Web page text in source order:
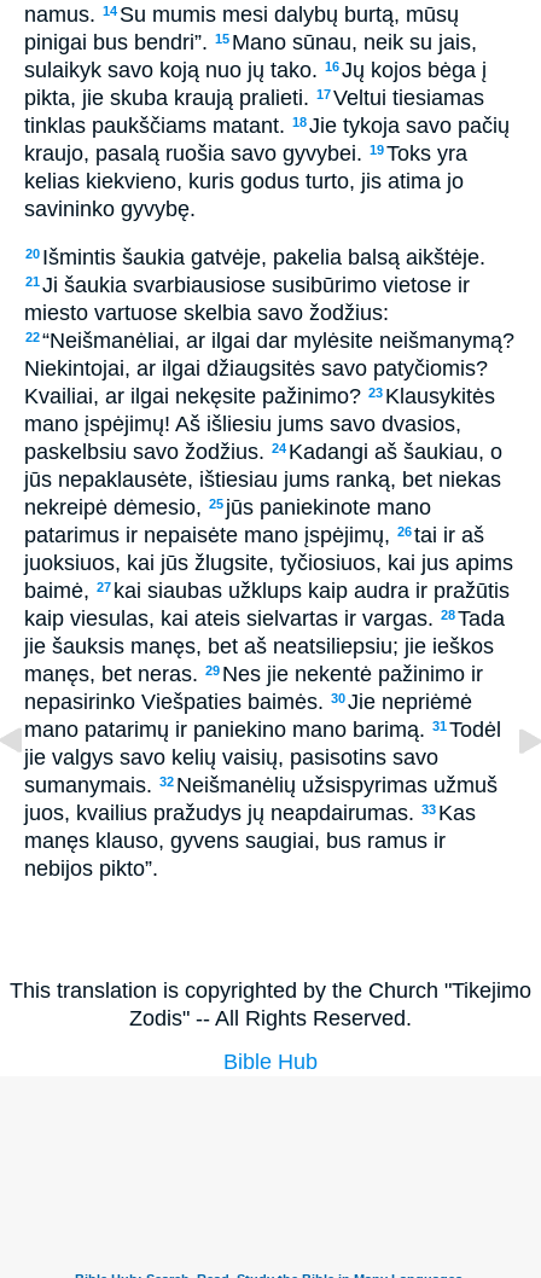
namus. 14 Su mumis mesi dalybų burtą, mūsų
pinigai bus bendri”. 15 Mano sūnau, neik su jais,
sulaikyk savo koją nuo jų tako. 16Jų kojos bėga į
pikta, jie skuba kraują pralieti. 17Veltui tiesiamas
tinklas paukščiams matant. 18Jie tykoja savo pačių
kraujo, pasalą ruošia savo gyvybei. 19Toks yra
kelias kiekvieno, kuris godus turto, jis atima jo
savininko gyvybę.
20 Išmintis šaukia gatvėje, pakelia balsą aikštėje.
21Ji šaukia svarbiausiose susibūrimo vietose ir
miesto vartuose skelbia savo žodžius:
22“Neišmanėliai, ar ilgai dar mylėsite neišmanymą?
Niekintojai, ar ilgai džiaugsitės savo patyčiomis?
Kvailiai, ar ilgai nekęsite pažinimo? 23 Klausykitės
mano įspėjimų! Aš išliesiu jums savo dvasios,
paskelbsiu savo žodžius. 24 Kadangi aš šaukiau, o
jūs nepaklausėte, ištiesiau jums ranką, bet niekas
nekreipė dėmesio, 25 jūs paniekinote mano
patarimus ir nepaisėte mano įspėjimų, 26tai ir aš
juoksiuos, kai jūs žlugsite, tyčiosiuos, kai jus apims
baimė, 27 kai siaubas užklups kaip audra ir pražūtis
kaip viesulas, kai ateis sielvartas ir vargas. 28Tada
jie šauksis manęs, bet aš neatsiliepsiu; jie ieškos
manęs, bet neras. 29 Nes jie nekentė pažinimo ir
nepasirinko Viešpaties baimės. 30Jie nepriėmė
mano patarimų ir paniekino mano barimą. 31Todėl
jie valgys savo kelių vaisių, pasisotins savo
sumanymais. 32 Neišmanėlių užsispyrimas užmuš
juos, kvailius pražudys jų neapdairumas. 33 Kas
manęs klauso, gyvens saugiai, bus ramus ir
nebijos pikto”.
This translation is copyrighted by the Church "Tikejimo
Zodis" -- All Rights Reserved.
Bible Hub